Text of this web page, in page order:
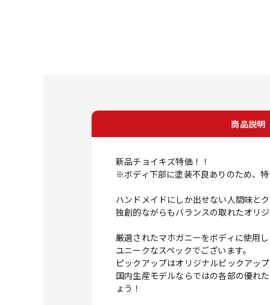
商品説明
新品チョイキズ特価！！
※ボディ下部に塗装不良ありのため、特
ハンドメイドにしか出せない人間味と
独創的ながらもバランスの取れたオリ
厳選されたマホガニーをボディに使用
ユニークなスペックでございます。
ピックアップはオリジナルピックアッ
国内生産モデルならではの各部の優れ
ょう！